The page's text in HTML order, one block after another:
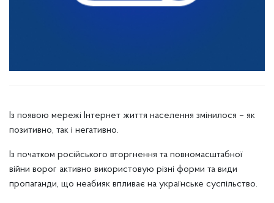
Із появою мережі Інтернет життя населення змінилося – як
позитивно, так і негативно.
Із початком російського вторгнення та повномасштабної
війни ворог активно використовую різні форми та види
пропаганди, що неабияк впливає на українське суспільство.